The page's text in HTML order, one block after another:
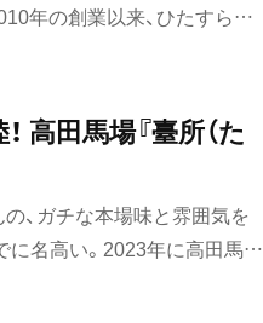
年の創業以来、ひたすら手
物に違いない。今回は、絶
田馬場『臺所（た
、ガチな本場味と雰囲気を
名高い。2023年に高田馬場
月、同じく高田馬場に系